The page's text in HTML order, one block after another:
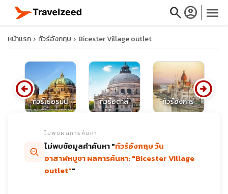
searchaccount_circle menu
close
calendar_month
หน้าแรก ทัวร์อังกฤษ Bicester Village outlet
ทัวร์เยอรมนี ทัวร์อิตาลี ทัวร์ฮังการี
arrow_circle_left arrow_circle_right
ไม่พบผลการค้นหา
ไม่พบข้อมูลคำค้นหา "ทัวร์อังกฤษ วัน
อาสาฬหบูชา ผลการค้นหา: "Bicester Village
outlet""